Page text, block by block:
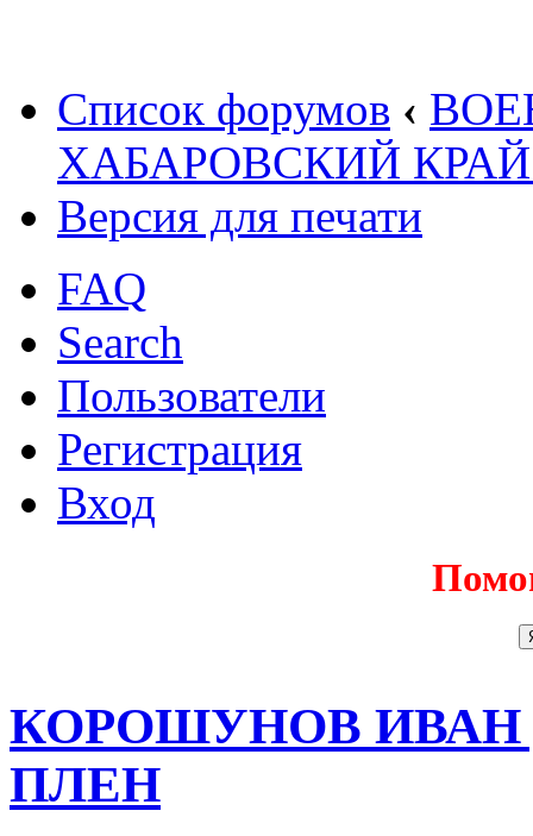
Список форумов ‹
ХАБАРОВСКИЙ
Версия для печати
FAQ
Search
Пользователи
Регистрация
Вход
КОРОШУНОВ ИВАН
ПЛЕН